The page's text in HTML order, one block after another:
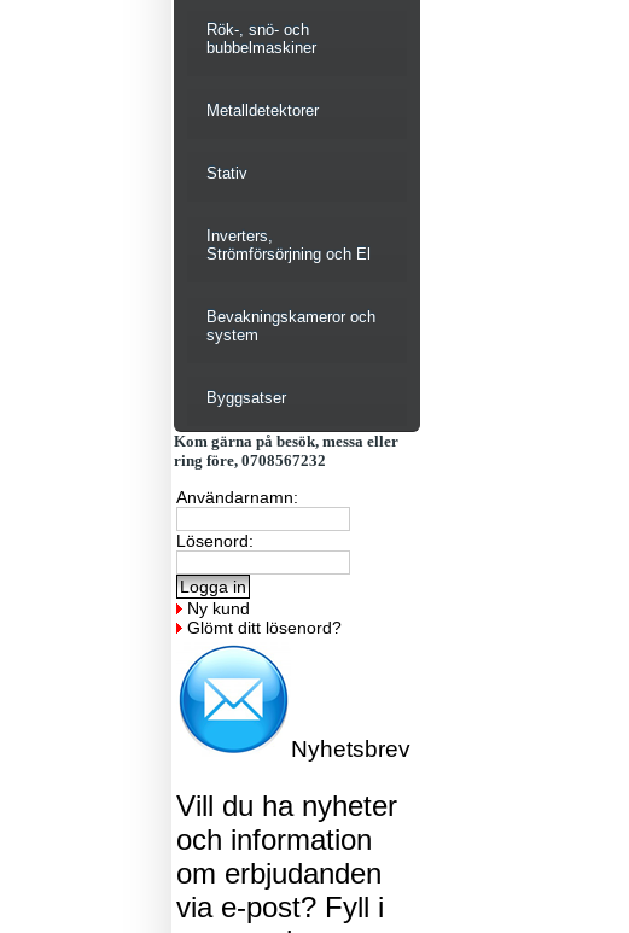
Rök-, snö- och
bubbelmaskiner
Metalldetektorer
Stativ
Inverters,
Strömförsörjning och El
Bevakningskameror och
system
Byggsatser
Kom gärna på besök, messa eller
ring före, 0708567232
Användarnamn:
Lösenord:
Ny kund
Glömt ditt lösenord?
Nyhetsbrev
Vill du ha nyheter
och information
om erbjudanden
via e-post? Fyll i